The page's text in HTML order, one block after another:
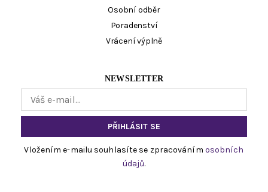
Osobní odběr
Poradenství
Vrácení výplně
NEWSLETTER
Vložením e-mailu souhlasíte se zpracováním osobních
údajů.